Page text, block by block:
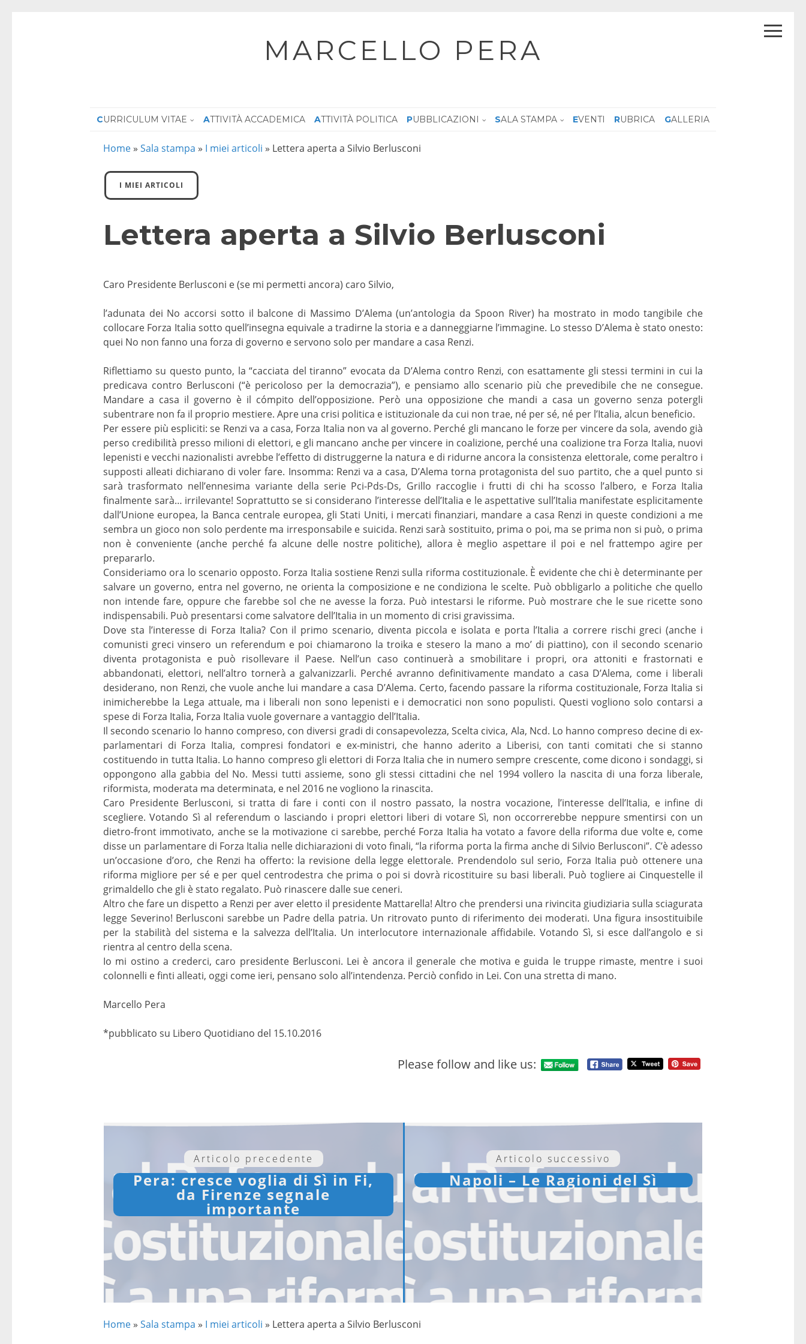
MARCELLO PERA
CURRICULUM VITAE ATTIVITÀ ACCADEMICA ATTIVITÀ POLITICA PUBBLICAZIONI SALA STAMPA EVENTI RUBRICA GALLERIA
Home » Sala stampa » I miei articoli » Lettera aperta a Silvio Berlusconi
I MIEI ARTICOLI
Lettera aperta a Silvio Berlusconi
Caro Presidente Berlusconi e (se mi permetti ancora) caro Silvio,
l’adunata dei No accorsi sotto il balcone di Massimo D’Alema (un’antologia da Spoon River) ha mostrato in modo tangibile che
collocare Forza Italia sotto quell’insegna equivale a tradirne la storia e a danneggiarne l’immagine. Lo stesso D’Alema è stato onesto:
quei No non fanno una forza di governo e servono solo per mandare a casa Renzi.
Riflettiamo su questo punto, la “cacciata del tiranno” evocata da D’Alema contro Renzi, con esattamente gli stessi termini in cui la
predicava contro Berlusconi (“è pericoloso per la democrazia”), e pensiamo allo scenario più che prevedibile che ne consegue.
Mandare a casa il governo è il cómpito dell’opposizione. Però una opposizione che mandi a casa un governo senza potergli
subentrare non fa il proprio mestiere. Apre una crisi politica e istituzionale da cui non trae, né per sé, né per l’Italia, alcun beneficio.
Per essere più espliciti: se Renzi va a casa, Forza Italia non va al governo. Perché gli mancano le forze per vincere da sola, avendo già
perso credibilità presso milioni di elettori, e gli mancano anche per vincere in coalizione, perché una coalizione tra Forza Italia, nuovi
lepenisti e vecchi nazionalisti avrebbe l’effetto di distruggerne la natura e di ridurne ancora la consistenza elettorale, come peraltro i
supposti alleati dichiarano di voler fare. Insomma: Renzi va a casa, D’Alema torna protagonista del suo partito, che a quel punto si
sarà trasformato nell’ennesima variante della serie Pci-Pds-Ds, Grillo raccoglie i frutti di chi ha scosso l’albero, e Forza Italia
finalmente sarà… irrilevante! Soprattutto se si considerano l’interesse dell’Italia e le aspettative sull’Italia manifestate esplicitamente
dall’Unione europea, la Banca centrale europea, gli Stati Uniti, i mercati finanziari, mandare a casa Renzi in queste condizioni a me
sembra un gioco non solo perdente ma irresponsabile e suicida. Renzi sarà sostituito, prima o poi, ma se prima non si può, o prima
non è conveniente (anche perché fa alcune delle nostre politiche), allora è meglio aspettare il poi e nel frattempo agire per
prepararlo.
Consideriamo ora lo scenario opposto. Forza Italia sostiene Renzi sulla riforma costituzionale. È evidente che chi è determinante per
salvare un governo, entra nel governo, ne orienta la composizione e ne condiziona le scelte. Può obbligarlo a politiche che quello
non intende fare, oppure che farebbe sol che ne avesse la forza. Può intestarsi le riforme. Può mostrare che le sue ricette sono
indispensabili. Può presentarsi come salvatore dell’Italia in un momento di crisi gravissima.
Dove sta l’interesse di Forza Italia? Con il primo scenario, diventa piccola e isolata e porta l’Italia a correre rischi greci (anche i
comunisti greci vinsero un referendum e poi chiamarono la troika e stesero la mano a mo’ di piattino), con il secondo scenario
diventa protagonista e può risollevare il Paese. Nell’un caso continuerà a smobilitare i propri, ora attoniti e frastornati e
abbandonati, elettori, nell’altro tornerà a galvanizzarli. Perché avranno definitivamente mandato a casa D’Alema, come i liberali
desiderano, non Renzi, che vuole anche lui mandare a casa D’Alema. Certo, facendo passare la riforma costituzionale, Forza Italia si
inimicherebbe la Lega attuale, ma i liberali non sono lepenisti e i democratici non sono populisti. Questi vogliono solo contarsi a
spese di Forza Italia, Forza Italia vuole governare a vantaggio dell’Italia.
Il secondo scenario lo hanno compreso, con diversi gradi di consapevolezza, Scelta civica, Ala, Ncd. Lo hanno compreso decine di ex-
parlamentari di Forza Italia, compresi fondatori e ex-ministri, che hanno aderito a Liberisi, con tanti comitati che si stanno
costituendo in tutta Italia. Lo hanno compreso gli elettori di Forza Italia che in numero sempre crescente, come dicono i sondaggi, si
oppongono alla gabbia del No. Messi tutti assieme, sono gli stessi cittadini che nel 1994 vollero la nascita di una forza liberale,
riformista, moderata ma determinata, e nel 2016 ne vogliono la rinascita.
Caro Presidente Berlusconi, si tratta di fare i conti con il nostro passato, la nostra vocazione, l’interesse dell’Italia, e infine di
scegliere. Votando Sì al referendum o lasciando i propri elettori liberi di votare Sì, non occorrerebbe neppure smentirsi con un
dietro-front immotivato, anche se la motivazione ci sarebbe, perché Forza Italia ha votato a favore della riforma due volte e, come
disse un parlamentare di Forza Italia nelle dichiarazioni di voto finali, “la riforma porta la firma anche di Silvio Berlusconi”. C’è adesso
un’occasione d’oro, che Renzi ha offerto: la revisione della legge elettorale. Prendendolo sul serio, Forza Italia può ottenere una
riforma migliore per sé e per quel centrodestra che prima o poi si dovrà ricostituire su basi liberali. Può togliere ai Cinquestelle il
grimaldello che gli è stato regalato. Può rinascere dalle sue ceneri.
Altro che fare un dispetto a Renzi per aver eletto il presidente Mattarella! Altro che prendersi una rivincita giudiziaria sulla sciagurata
legge Severino! Berlusconi sarebbe un Padre della patria. Un ritrovato punto di riferimento dei moderati. Una figura insostituibile
per la stabilità del sistema e la salvezza dell’Italia. Un interlocutore internazionale affidabile. Votando Sì, si esce dall’angolo e si
rientra al centro della scena.
Io mi ostino a crederci, caro presidente Berlusconi. Lei è ancora il generale che motiva e guida le truppe rimaste, mentre i suoi
colonnelli e finti alleati, oggi come ieri, pensano solo all’intendenza. Perciò confido in Lei. Con una stretta di mano.
Marcello Pera
*pubblicato su Libero Quotidiano del 15.10.2016
Please follow and like us:
Articolo precedente
Pera: cresce voglia di Sì in Fi,
da Firenze segnale
importante
Articolo successivo
Napoli – Le Ragioni del Sì
Home » Sala stampa » I miei articoli » Lettera aperta a Silvio Berlusconi